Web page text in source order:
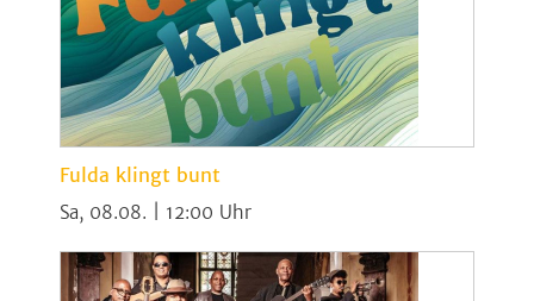
Fulda klingt bunt
Sa, 08.08. | 12:00